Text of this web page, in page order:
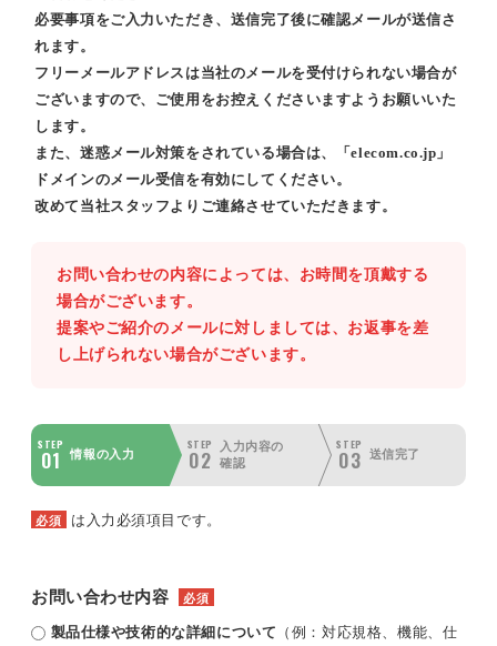
必要事項をご入力いただき、送信完了後に確認メールが送信さ
れます。
フリーメールアドレスは当社のメールを受付けられない場合が
ございますので、ご使用をお控えくださいますようお願いいた
します。
また、迷惑メール対策をされている場合は、「elecom.co.jp」
ドメインのメール受信を有効にしてください。
改めて当社スタッフよりご連絡させていただきます。
お問い合わせの内容によっては、お時間を頂戴する
場合がございます。
提案やご紹介のメールに対しましては、お返事を差
し上げられない場合がございます。
STEP
01 情報の入力
STEP
02
入力内容の
確認
STEP
03 送信完了
必須 は入力必須項目です。
お問い合わせ内容 必須
製品仕様や技術的な詳細について （例：対応規格、機能、仕